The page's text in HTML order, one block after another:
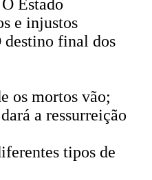
Estado
e injustos
final dos
os mortos vão;
a ressurreição
tipos de